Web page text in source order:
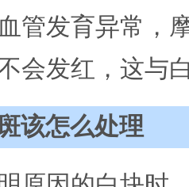
管发育异常，
会发红，这与
该怎么处理